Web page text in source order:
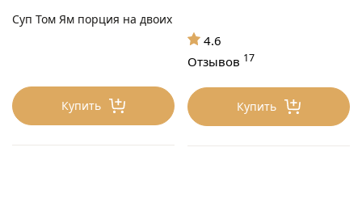
Купить
Суп Том Ям порция на двоих
Купить
4.6
Отзывов 17